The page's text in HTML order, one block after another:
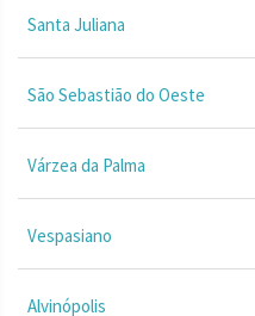
Santa Juliana
São Sebastião do Oeste
Várzea da Palma
Vespasiano
Alvinópolis